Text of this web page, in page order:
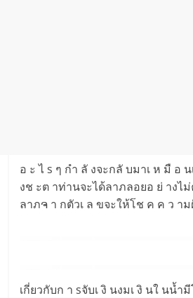
อ ะ ไ s ๆ กำ ลั งจะกลั บมาเ ห มื อ
งช ะต าท่านจะได้ลาภลอยอ ย่ างไ
ลาภຈ า กตัวเ ล ขจะให้โช ค ค ว า
เกี่ยวกับก า sจับเ งิ นงมเ งิ นใ นน้ำ